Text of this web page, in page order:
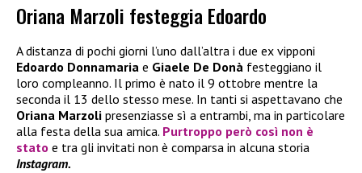
Oriana Marzoli festeggia Edoardo
A distanza di pochi giorni l’uno dall’altra i due ex vipponi
Edoardo Donnamaria e Giaele De Donà festeggiano il
loro compleanno. Il primo è nato il 9 ottobre mentre la
seconda il 13 dello stesso mese. In tanti si aspettavano che
Oriana Marzoli presenziasse sì a entrambi, ma in particolare
alla festa della sua amica. Purtroppo però così non è
stato e tra gli invitati non è comparsa in alcuna storia
Instagram.